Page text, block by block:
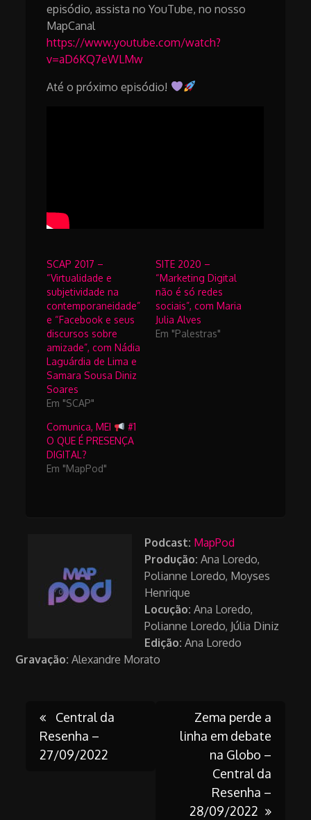
episódio, assista no YouTube, no nosso
MapCanal
https://www.youtube.com/watch?
v=aD6KQ7eWLMw
Até o próximo episódio!
SCAP 2017 –
“Virtualidade e
subjetividade na
contemporaneidade”
e “Facebook e seus
discursos sobre
amizade”, com Nádia
Laguárdia de Lima e
Samara Sousa Diniz
Soares
Em "SCAP"
SITE 2020 –
“Marketing Digital
não é só redes
sociais”, com Maria
Julia Alves
Em "Palestras"
Comunica, MEI
#1
O QUE É PRESENÇA
DIGITAL?
Em "MapPod"
Podcast: MapPod
Produção: Ana Loredo,
Polianne Loredo, Moyses
Henrique
Locução: Ana Loredo,
Polianne Loredo, Júlia Diniz
Edição:Ana Loredo
Gravação: Alexandre Morato
Post
navigation
Central da
Resenha –
27/09/2022
Zema perde a
linha em debate
na Globo –
Central da
Resenha –
28/09/2022